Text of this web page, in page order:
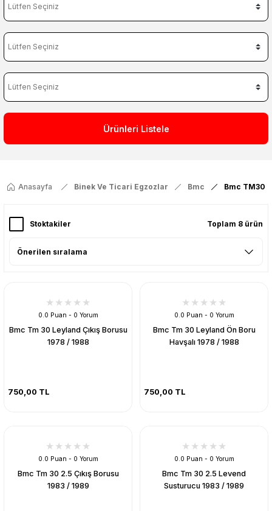
Ürünleri Listele
Anasayfa Binek Ve Ticari Egzozlar Bmc Bmc TM30
Stoktakiler Toplam 8 ürün
0.0 Puan - 0 Yorum
Bmc Tm 30 Leyland Çıkış Borusu
1978 / 1988
750,00 TL
0.0 Puan - 0 Yorum
Bmc Tm 30 Leyland Ön Boru
Havşalı 1978 / 1988
750,00 TL
0.0 Puan - 0 Yorum
Bmc Tm 30 2.5 Çıkış Borusu
1983 / 1989
0.0 Puan - 0 Yorum
Bmc Tm 30 2.5 Levend
Susturucu 1983 / 1989